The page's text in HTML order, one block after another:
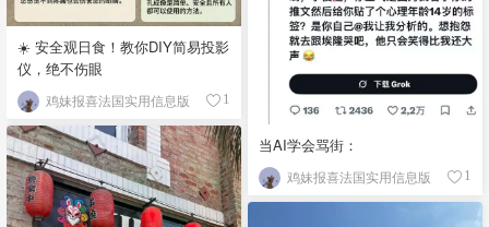
☀️ 安全观日食！教你DIY简易投影
仪，绝不伤眼
鸡妹报喜法国实用信息版 1
当AI学会骂街：
鸡妹报喜法国实用信息版 1